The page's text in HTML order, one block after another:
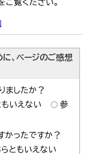
ご覧ください。
、ページのご感想
ましたか？
もいえない
参
かったですか？
らともいえない